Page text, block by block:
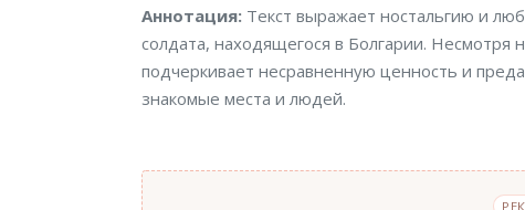
Аннотация
Аннотация: Текст выражает ностальгию и
солдата, находящегося в Болгарии. Несмотря
подчеркивает несравненную ценность и
знакомые места и людей.